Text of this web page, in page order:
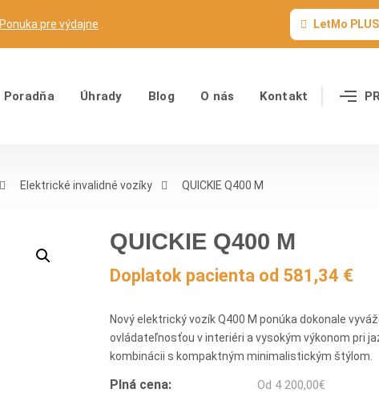
Ponuka pre výdajne LetMo
Poradňa Úhrady Blog O nás Kontakt
Elektrické invalidné vozíky QUICKIE Q400 M
QUICKIE Q400 M
Doplatok pacienta od 581,34 €
Nový elektrický vozík Q400 M ponúka dokonale
ovládateľnosťou v interiéri a vysokým výkonom pri
kombinácii s kompaktným minimalistickým štýlom.
Plná cena: Od 4 200,00€